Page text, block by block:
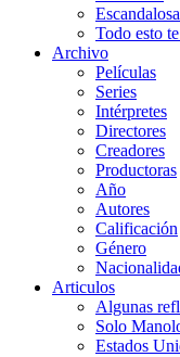
Todo esto
Archivo
Películas
Series
Intérpretes
Directores
Creadores
Productoras
Año
Autores
Calificación
Género
Articulos
Algunas
Solo
Estados